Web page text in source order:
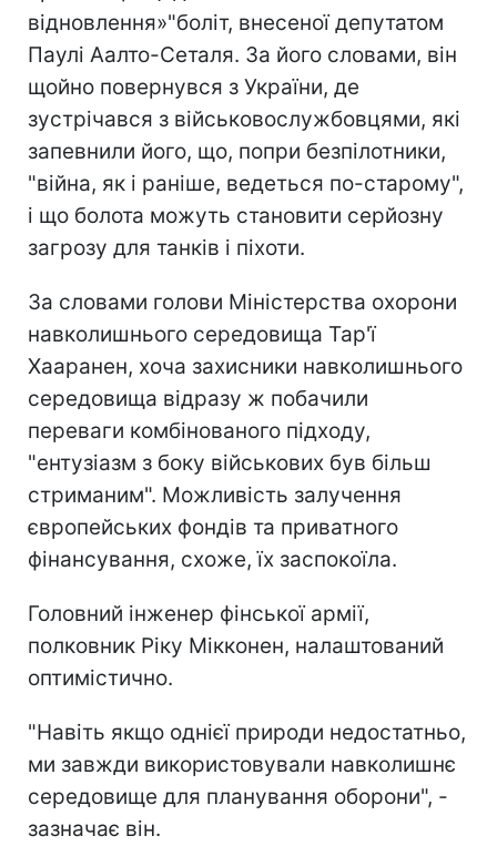
відновлення»"боліт, внесеної депутатом
Паулі Аалто-Сеталя. За його словами, він
щойно повернувся з України, де
зустрічався з військовослужбовцями, які
запевнили його, що, попри безпілотники,
"війна, як і раніше, ведеться по-старому",
і що болота можуть становити серйозну
загрозу для танків і піхоти.
За словами голови Міністерства охорони
навколишнього середовища Тар'ї
Хааранен, хоча захисники навколишнього
середовища відразу ж побачили
переваги комбінованого підходу,
"ентузіазм з боку військових був більш
стриманим". Можливість залучення
європейських фондів та приватного
фінансування, схоже, їх заспокоїла.
Головний інженер фінської армії,
полковник Ріку Мікконен, налаштований
оптимістично.
"Навіть якщо однієї природи недостатньо,
ми завжди використовували навколишнє
середовище для планування оборони", -
зазначає він.